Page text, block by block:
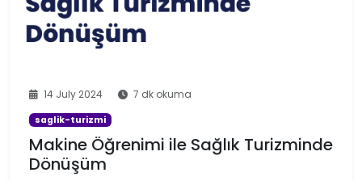
14 July 2024 7 dk okuma
saglik-turizmi
Makine Öğrenimi ile Sağlık Turizminde
Dönüşüm